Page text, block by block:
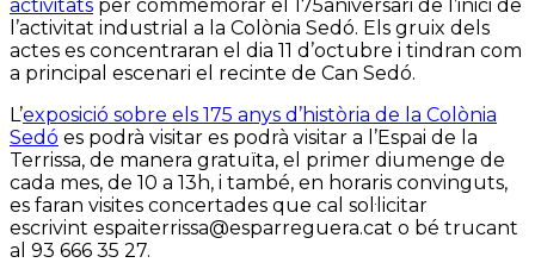
activitats per commemorar el 175aniversari de l’inici de
l’activitat industrial a la Colònia Sedó. Els gruix dels
actes es concentraran el dia 11 d’octubre i tindran com
a principal escenari el recinte de Can Sedó.
L’exposició sobre els 175 anys d’història de la Colònia
Sedó es podrà visitar es podrà visitar a l’Espai de la
Terrissa, de manera gratuïta, el primer diumenge de
cada mes, de 10 a 13h, i també, en horaris convinguts,
es faran visites concertades que cal sol·licitar
escrivint espaiterrissa@esparreguera.cat o bé trucant
al 93 666 35 27.